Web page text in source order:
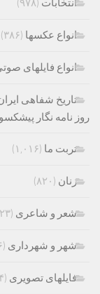
انتخابات (۹۷۸)
انواع عکسها (۳۸۶)
انواع فایلهای
تاریخ شفاهی
روز نامه نگار
تربت ما (۱,۰۱۶)
زنان (۸۲۰)
شعر و شاعری (۶۲۳)
شهر و شهرداری (۸۱۶)
فایلهای تصویری (۱۰۴)